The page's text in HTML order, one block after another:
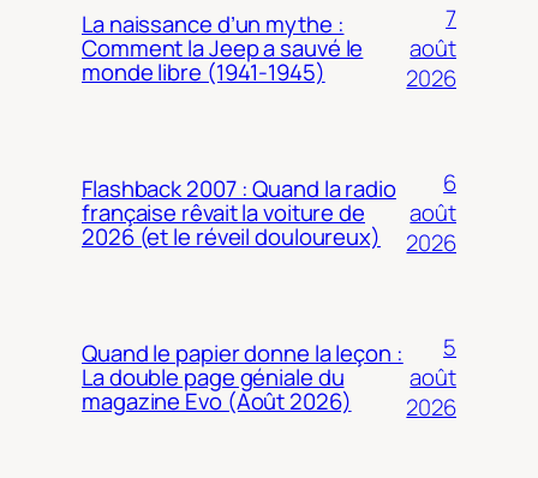
La naissance d’un mythe :
Comment la Jeep a sauvé le
monde libre (1941-1945)
7
août
2026
Flashback 2007 : Quand la radio
française rêvait la voiture de
2026 (et le réveil douloureux)
6
août
2026
Quand le papier donne la leçon :
La double page géniale du
magazine Evo (Août 2026)
5
août
2026